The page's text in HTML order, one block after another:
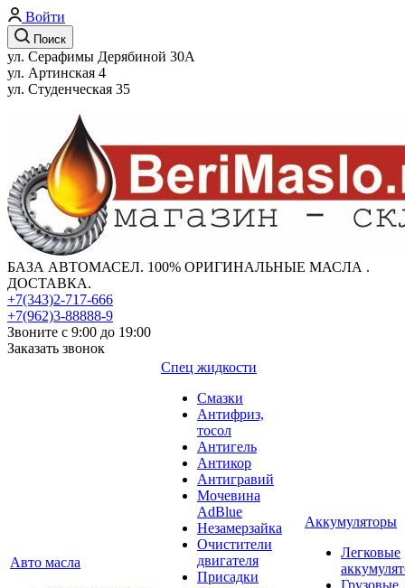
Войти
Поиск
ул. Серафимы Дерябиной 30А
ул. Артинская 4
ул. Студенческая 35
БАЗА АВТОМАСЕЛ. 100% ОРИГИНАЛЬНЫЕ МАСЛА .
ДОСТАВКА.
+7(343)2-717-666
+7(962)3-88888-9
Звоните с 9:00 до 19:00
Заказать звонок
Авто масла
Спец жидкости
Смазки
Антифриз,
тосол
Антигель
Антикор
Антигравий
Мочевина
AdBlue
Незамерзайка
Очистители
двигателя
Присадки
Аккумуляторы
Легковые
Грузовые